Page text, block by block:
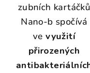
zubních kartáčků
Nano-b spočívá
ve využití
přirozených